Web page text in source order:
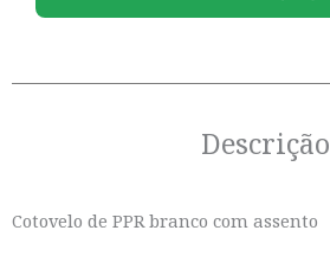
Descrição
Cotovelo de PPR branco com assento